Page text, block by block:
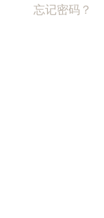
忘记密码？